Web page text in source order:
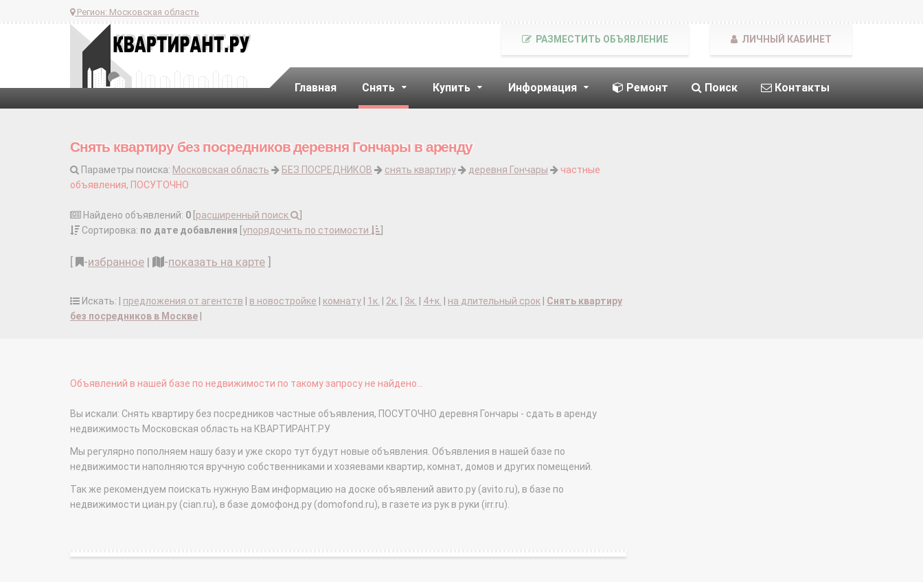
Регион: Московская область
Главная Снять Купить Информация Ремонт Поиск Контакты
РАЗМЕСТИТЬ ОБЪЯВЛЕНИЕ ЛИЧНЫЙ КАБИНЕТ
Снять квартиру без посредников деревня Гончары в аренду
Параметры поиска: Московская область БЕЗ ПОСРЕДНИКОВ снять квартиру деревня Гончары
частные
объявления, ПОСУТОЧНО
Найдено объявлений: 0 расширенный поиск
Сортировка: по дате добавления упорядочить по стоимости
-избранное | -показать на карте
Искать: | предложения от агентств в новостройке комнату 1к. 2к. 3к. 4+к. на длительный срок
Снять квартиру
без посредников в Москве
Объявлений в нашей базе по недвижимости по такому запросу не найдено...
Вы искали: Снять квартиру без посредников частные объявления, ПОСУТОЧНО деревня Гончары - сдать в аренду
недвижимость Московская область на КВАРТИРАНТ.РУ
Мы регулярно пополняем нашу базу и уже скоро тут будут новые объявления. Объявления в нашей базе по
недвижимости наполняются вручную собственниками и хозяевами квартир, комнат, домов и других помещений.
Так же рекомендуем поискать нужную Вам информацию на доске объявлений авито.ру (avito.ru), в базе по
недвижимости циан.ру (cian.ru), в базе домофонд.ру (domofond.ru), в газете из рук в руки (irr.ru).